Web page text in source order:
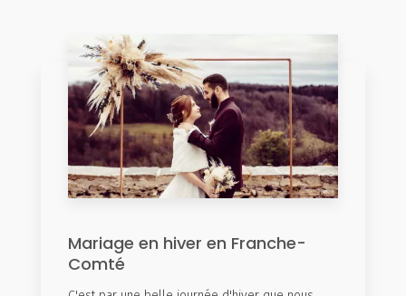
Mariage en hiver en Franche-
Comté